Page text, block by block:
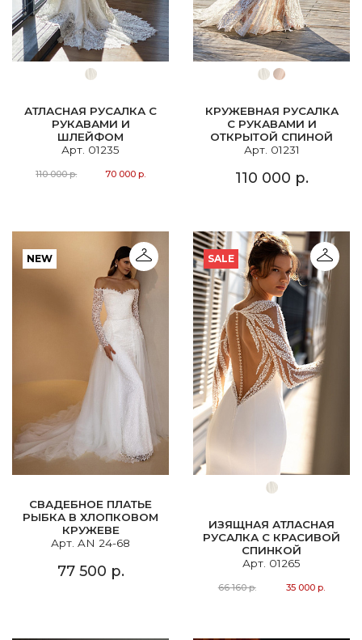
АТЛАСНАЯ РУСАЛКА С
РУКАВАМИ И
ШЛЕЙФОМ
Арт. 01235
110 000 р. 70 000 р.
КРУЖЕВНАЯ РУСАЛКА
С РУКАВАМИ И
ОТКРЫТОЙ СПИНОЙ
Арт. 01231
110 000 р.
NEW
СВАДЕБНОЕ ПЛАТЬЕ
РЫБКА В ХЛОПКОВОМ
КРУЖЕВЕ
Арт. AN 24-68
77 500 р.
SALE
ИЗЯЩНАЯ АТЛАСНАЯ
РУСАЛКА С КРАСИВОЙ
СПИНКОЙ
Арт. 01265
66 160 р. 35 000 р.